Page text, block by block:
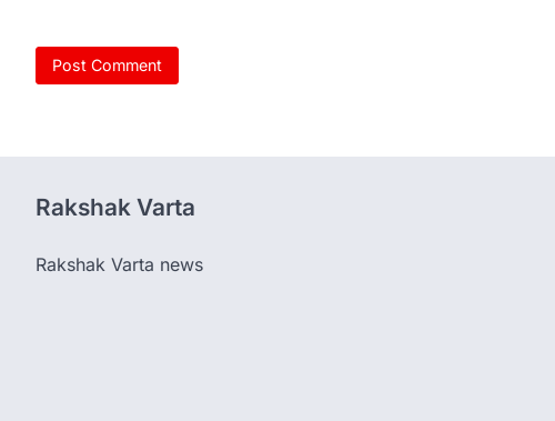
Rakshak Varta
Rakshak Varta news